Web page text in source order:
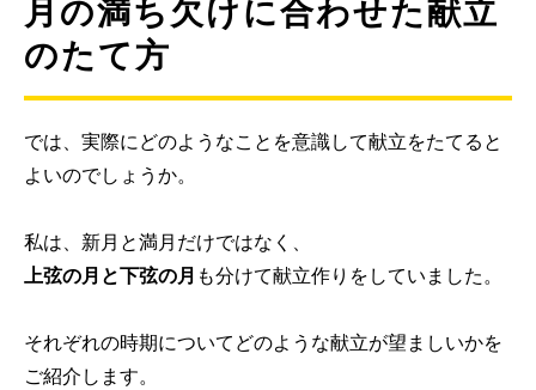
月の満ち欠けに合わせた献立
のたて方
では、実際にどのようなことを意識して献立をたてると
よいのでしょうか。
私は、新月と満月だけではなく、
上弦の月と下弦の月 も分けて献立作りをしていました。
それぞれの時期についてどのような献立が望ましいかを
ご紹介します。